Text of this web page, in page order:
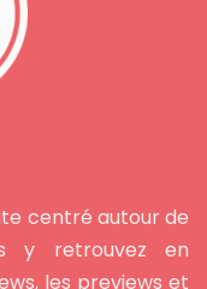
centré autour de
y retrouvez en
les previews et